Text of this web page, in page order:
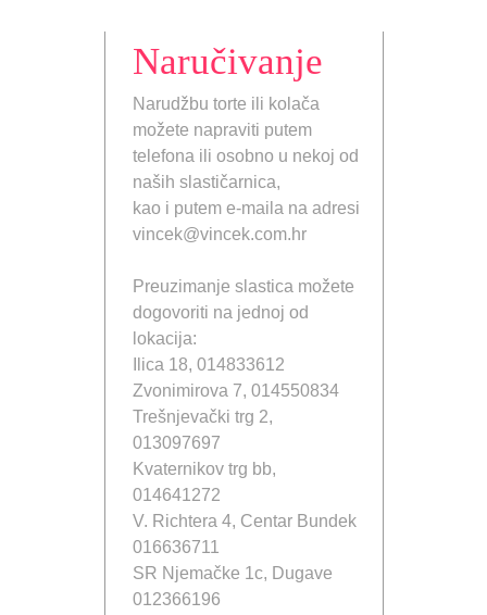
Naručivanje
Narudžbu torte ili kolača
možete napraviti putem
telefona ili osobno u nekoj od
naših slastičarnica,
kao i putem e-maila na adresi
vincek@vincek.com.hr
Preuzimanje slastica možete
dogovoriti na jednoj od
lokacija:
Ilica 18, 014833612
Zvonimirova 7, 014550834
Trešnjevački trg 2,
013097697
Kvaternikov trg bb,
014641272
V. Richtera 4, Centar Bundek
016636711
SR Njemačke 1c, Dugave
012366196